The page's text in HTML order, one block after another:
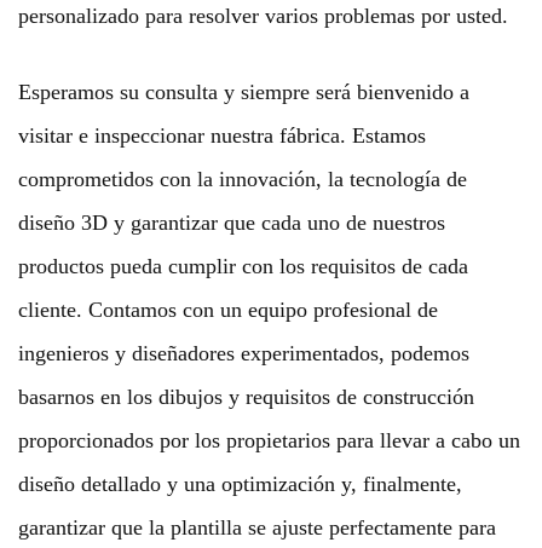
personalizado para resolver varios problemas por usted.
Esperamos su consulta y siempre será bienvenido a
visitar e inspeccionar nuestra fábrica. Estamos
comprometidos con la innovación, la tecnología de
diseño 3D y garantizar que cada uno de nuestros
productos pueda cumplir con los requisitos de cada
cliente. Contamos con un equipo profesional de
ingenieros y diseñadores experimentados, podemos
basarnos en los dibujos y requisitos de construcción
proporcionados por los propietarios para llevar a cabo un
diseño detallado y una optimización y, finalmente,
garantizar que la plantilla se ajuste perfectamente para